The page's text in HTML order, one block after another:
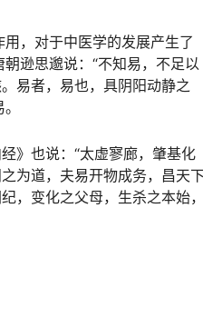
，对于中医学的发展产生了
逊思邈说：“不知易，不足以
易者，易也，具阴阳动静之
》也说：“太虚寥廊，肇基化
为道，夫易开物成务，昌天
，变化之父母，生杀之本始